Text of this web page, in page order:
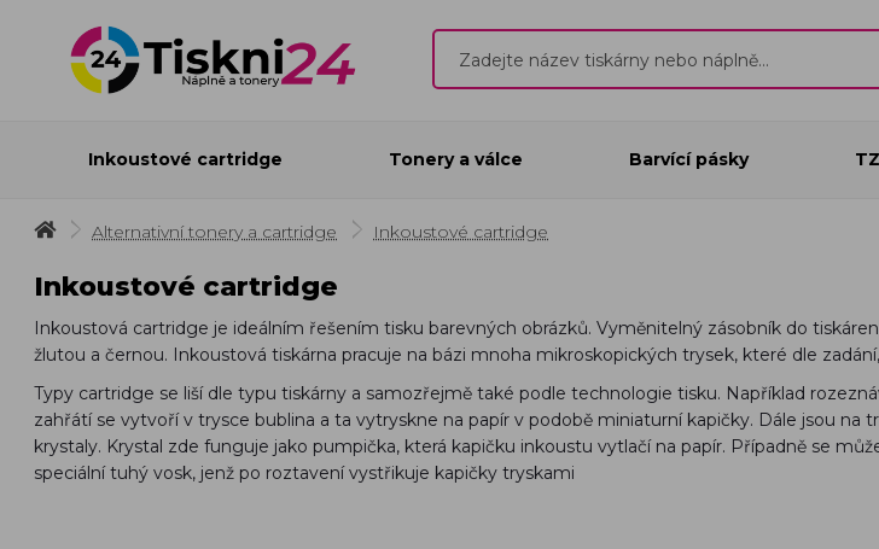
Inkoustové cartridge Tonery a válce Barvící pásky
Alternativní tonery a cartridge Inkoustové cartridge
Inkoustové cartridge
Inkoustová cartridge je ideálním řešením tisku barevných obrázků. Vyměnitelný zásobník do
žlutou a černou. Inkoustová tiskárna pracuje na bázi mnoha mikroskopických trysek, které dle
Typy cartridge se liší dle typu tiskárny a samozřejmě také podle technologie tisku. Například
zahřátí se vytvoří v trysce bublina a ta vytryskne na papír v podobě miniaturní kapičky. Dále jsou
krystaly. Krystal zde funguje jako pumpička, která kapičku inkoustu vytlačí na papír. Případně se
speciální tuhý vosk, jenž po roztavení vystřikuje kapičky tryskami